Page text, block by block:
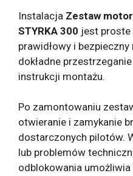
Instalacja Zestaw
STYRKA 300 jest proste
prawidłowy i
dokładne
instrukcji montażu.
Po zamontowaniu
otwieranie i zamykanie
dostarczonych pilotów.
lub problemów
odblokowania